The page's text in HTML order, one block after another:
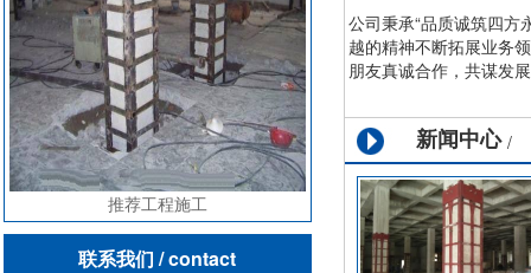
推荐工程施工
联系我们 / contact
公司秉承“品质诚筑四方
越的精神不断拓展业务
朋友真诚合作，共谋发
新闻中心 /